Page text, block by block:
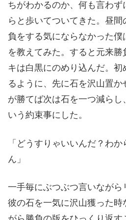
ちがわかるのか、何も言わ
らと歩いてついてきた。昼
負をする気にならなかった
を教えてみた。すると元来勝
キは白黒にのめり込んだ。
るように、先に石を沢山置
が勝てば次は石を一つ減らし
いう約束事にした。
「どうすりゃいいんだ？わ
ん」
一手毎にぶつぶつ言いなが
彼の石を一気に沢山獲った時